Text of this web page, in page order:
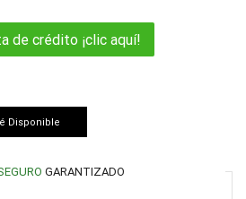
de crédito ¡clic aquí!
Disponible
GARANTIZADO